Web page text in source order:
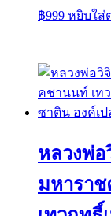
฿999 หยิบใส่
หลวงพ่อ
มหารา